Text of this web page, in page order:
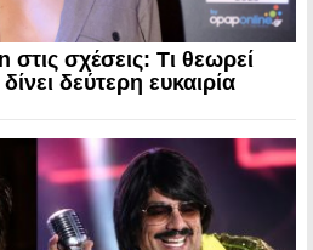
στις σχέσεις: Τι θεωρεί
δεύτερη ευκαιρία